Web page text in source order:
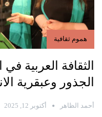
هموم ثقافية
الثقافة العربية
الجذور وعبقرية
أحمد الظاهر أكتوبر 12, 2025